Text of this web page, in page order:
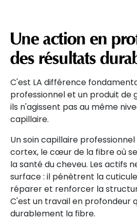
Une action en
des résultats
C'est LA différence
professionnel et un produit de
ils n'agissent pas au même
capillaire.
Un soin capillaire
cortex, le cœur de la fibre où
la santé du cheveu. Les actifs
surface : il pénètrent la
réparer et renforcer la
C'est un travail en profondeur
durablement la fibre.